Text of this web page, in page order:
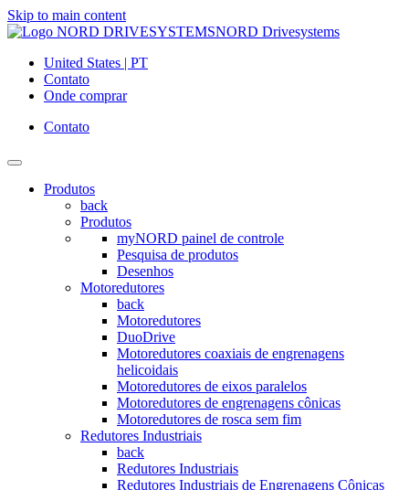
Skip to main content
NORD Drivesystems
United States | PT
Contato
Onde comprar
Contato
Produtos
back
Produtos
myNORD painel de controle
Pesquisa de produtos
Desenhos
Motoredutores
back
Motoredutores
DuoDrive
Motoredutores coaxiais de engrenagens
helicoidais
Motoredutores de eixos paralelos
Motoredutores de engrenagens cônicas
Motoredutores de rosca sem fim
Redutores Industriais
back
Redutores Industriais
Redutores Industriais de Engrenagens Cônicas